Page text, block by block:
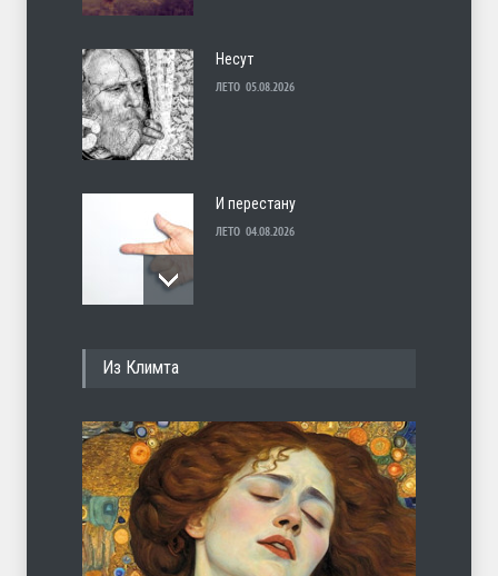
Несут
ЛЕТО 05.08.2026
И перестану
ЛЕТО 04.08.2026
Марципан (из Агнии Барто)
ЛЕТО 31.07.2026
Из Климта